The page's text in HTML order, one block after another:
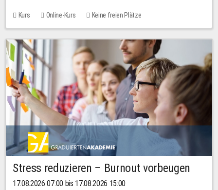
Kurs Online-Kurs Keine freien Plätze
Stress reduzieren – Burnout vorbeugen
17.08.2026 07:00 bis 17.08.2026 15:00